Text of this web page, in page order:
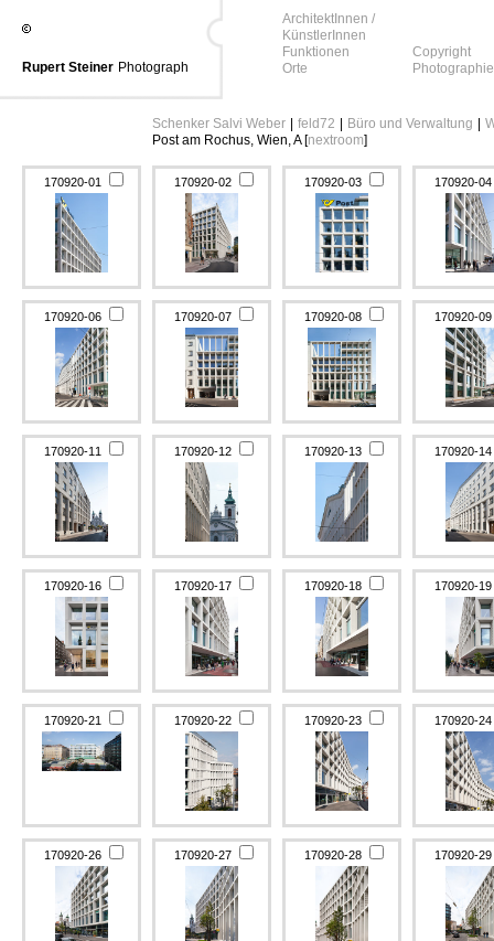
Rupert Steiner Photograph
ArchitektInnen /
KünstlerInnen
Funktionen
Orte
Copyright
Photographie
Schenker Salvi Weber feld72 Büro und Verwaltung
Post am Rochus, Wien, A [nextroom]
170920-01 170920-02 170920-03 170920-04
170920-06 170920-07 170920-08 170920-09
170920-11 170920-12 170920-13 170920-14
170920-16 170920-17 170920-18 170920-19
170920-21 170920-22 170920-23 170920-24
170920-26 170920-27 170920-28 170920-29